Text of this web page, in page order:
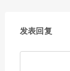
发表回复